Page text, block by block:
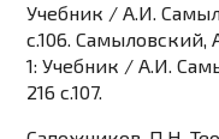
Учебник / А.И.
c.106. Самыловский,
1: Учебник / А.И.
216 c.107.